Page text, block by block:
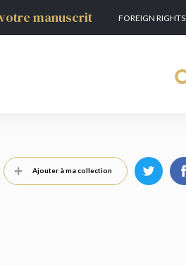
manuscrit FOREIGN RIGHTS
Ajouter à ma collection